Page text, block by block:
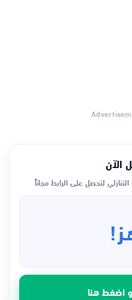
الآن
لتحصل على الرابط مجاناً
اضغط هنا